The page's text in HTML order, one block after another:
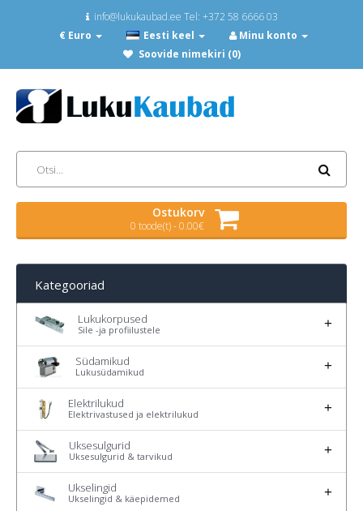
info@lukukaubad.ee Tel: +372 58 6666 03
€ Euro
Eesti keel
Minu konto
Soovide nimekiri (0)
Ostukorv
0 toode(t) - 0.00€
Kategooriad
Lukukorpused
Sile -ja profiilustele
Südamikud
Lukusüdamikud
Elektrilukud
Elektrivastused ja elektrilukud
Uksesulgurid
Uksesulgurid & tarvikud
Ukselingid
Ukselingid & käepidemed